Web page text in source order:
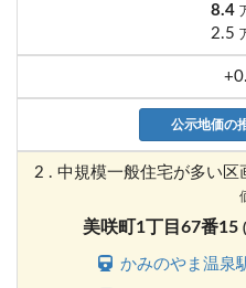
8.4
2.5
公示地価の
2 . 中規模一般住宅が多い
美咲町1丁目67番15
かみのやま温泉